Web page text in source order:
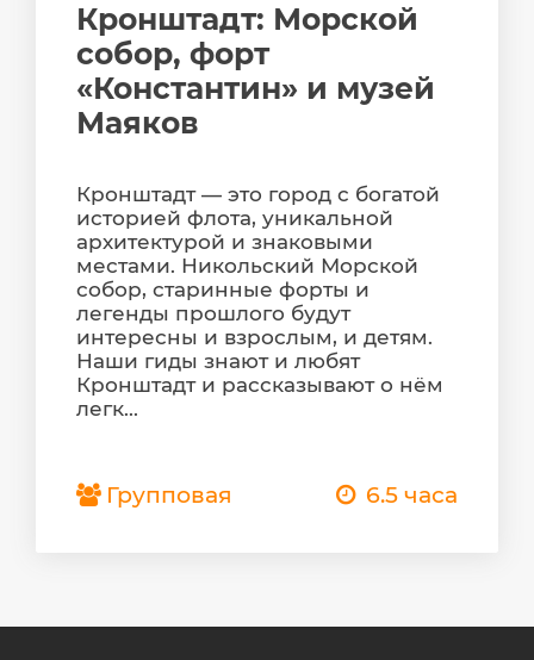
Кронштадт: Морской
собор, форт
«Константин» и музей
Маяков
Кронштадт — это город с богатой
историей флота, уникальной
архитектурой и знаковыми
местами. Никольский Морской
собор, старинные форты и
легенды прошлого будут
интересны и взрослым, и детям.
Наши гиды знают и любят
Кронштадт и рассказывают о нём
легк...
Групповая 6.5 часа